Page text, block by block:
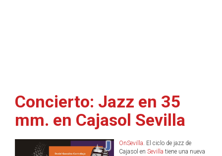
Concierto: Jazz en 35
mm. en Cajasol Sevilla
OnSevilla. El ciclo de jazz de
Cajasol en Sevilla tiene una nueva